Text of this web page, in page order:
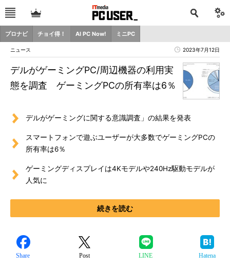
プロナビ チョイ得！ AI PC Now! ミニPC
ニュース 2023年7月12日
デルがゲーミングPC/周辺機器の利用実
態を調査 ゲーミングPCの所有率は6％
デルがゲーミングに関する意識調査」の結果を発表
スマートフォンで遊ぶユーザーが大多数でゲーミングPCの
所有率は6％
ゲーミングディスプレイは4Kモデルや240Hz駆動モデルが
人気に
続きを読む
Share Post LINE Hatena